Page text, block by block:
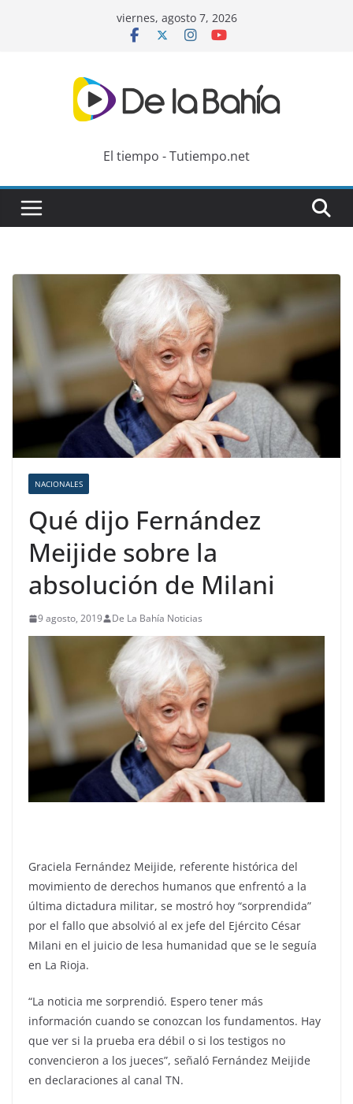
viernes, agosto 7, 2026
El tiempo - Tutiempo.net
NACIONALES
Qué dijo Fernández
Meijide sobre la
absolución de Milani
9 agosto, 2019 De La Bahía Noticias
Graciela Fernández Meijide, referente histórica del
movimiento de derechos humanos que enfrentó a la
última dictadura militar, se mostró hoy “sorprendida”
por el fallo que absolvió al ex jefe del Ejército César
Milani en el juicio de lesa humanidad que se le seguía
en La Rioja.
“La noticia me sorprendió. Espero tener más
información cuando se conozcan los fundamentos. Hay
que ver si la prueba era débil o si los testigos no
convencieron a los jueces”, señaló Fernández Meijide
en declaraciones al canal TN.